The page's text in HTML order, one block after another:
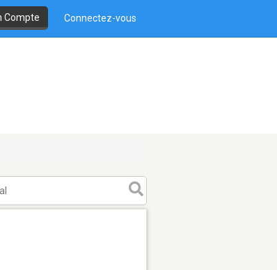
Compte Connectez-vous